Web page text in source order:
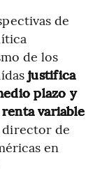
de
de los
justifica
plazo y
variable
director de
en